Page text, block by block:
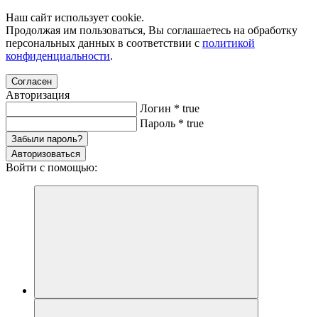
Наш сайт использует cookie.
Продолжая им пользоваться, Вы соглашаетесь на обработку
персональных данных в соответствии с политикой
конфиденциальности.
Согласен
Авторизация
Логин * true
Пароль * true
Забыли пароль?
Авторизоваться
Войти с помощью: